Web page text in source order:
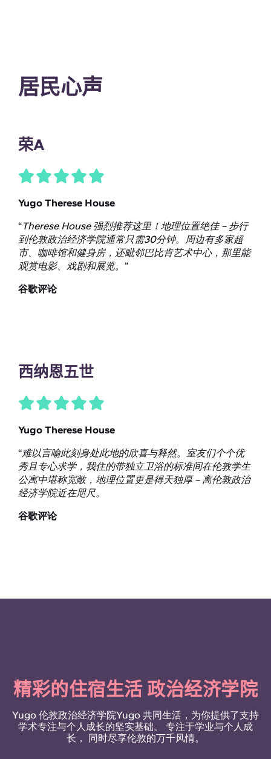
居民心声
荣A
Yugo Therese House
“Therese House 强烈推荐这里！地理位置绝佳－步行
到伦敦政治经济学院通常只需30分钟。周边有多家超
市、咖啡馆和健身房，还毗邻巴比肯艺术中心，那里能
观赏电影、戏剧和展览。 ”
谷歌评论
西纳恩五世
Yugo Therese House
“难以言喻此刻身处此地的欣喜与释然。室友们个个优
秀且专心求学，我住的带独立卫浴的标准间在伦敦学生
公寓中堪称宽敞，地理位置更是得天独厚－离伦敦政治
经济学院近在咫尺。
谷歌评论
精彩的住宿生活 政治经济学院
Yugo 伦敦政治经济学院Yugo 共同生活，为你提供了支持
学术专注与个人成长的坚实基础。 专注于学业与个人成
长，
同时尽享伦敦的万千风情。